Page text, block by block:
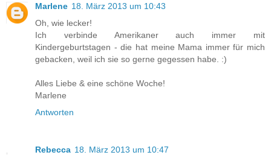
Marlene 18. März 2013 um 10:43
Oh, wie lecker!
Ich verbinde Amerikaner auch immer mit
Kindergeburtstagen - die hat meine Mama immer für mich
gebacken, weil ich sie so gerne gegessen habe. :)
Alles Liebe & eine schöne Woche!
Marlene
Antworten
Rebecca 18. März 2013 um 10:47